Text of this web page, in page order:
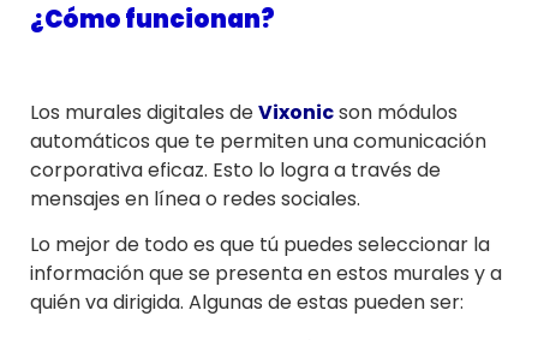
¿Cómo funcionan?
Los murales digitales deVixonicson módulos
automáticos que te permiten una comunicación
corporativa eficaz. Esto lo logra a través de
mensajes en línea o redes sociales.
Lo mejor de todo es que tú puedes seleccionar la
información que se presenta en estos murales y a
quién va dirigida. Algunas de estas pueden ser: